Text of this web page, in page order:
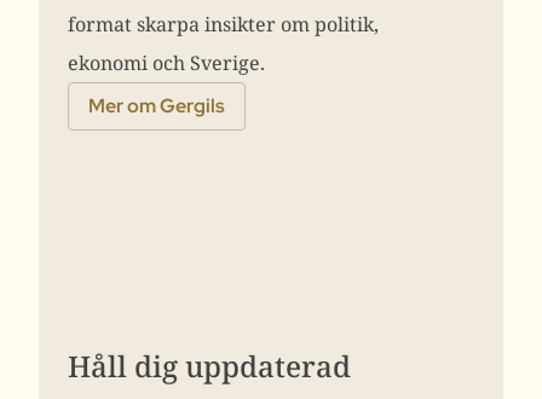
format skarpa insikter om politik,
ekonomi och Sverige.
Mer om Gergils
Håll dig uppdaterad